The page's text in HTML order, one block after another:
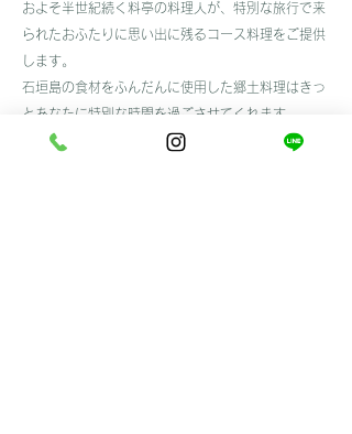
およそ半世紀続く料亭の料理人が、特別な旅行で来
られたおふたりに思い出に残るコース料理をご提供
します。
​石垣島の食材をふんだんに使用した郷土料理はきっ
とあなたに特別な時間を過ごさせてくれます。